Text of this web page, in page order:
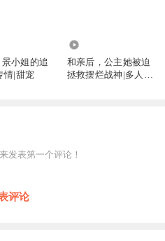
小姐的追
情|甜宠
和亲后，公主她被迫
拯救摆烂战神|多人精
发表第一个评论！
评论